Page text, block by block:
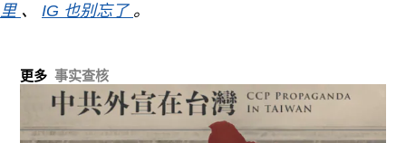
里 、 IG 也别忘了 。
更多 事实查核